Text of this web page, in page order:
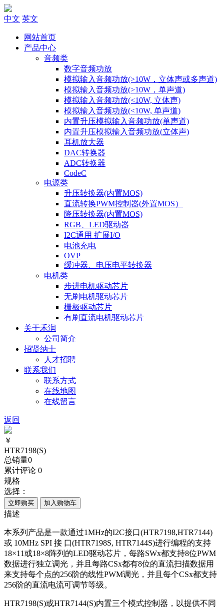
中文 英文
网站首页
产品中心
音频类
数字音频功放
模拟输入音频功放(>10W，立体声或多声道)
模拟输入音频功放(>10W，单声道)
模拟输入音频功放(<10W, 立体声)
模拟输入音频功放(<10W, 单声道)
内置升压模拟输入音频功放(单声道)
内置升压模拟输入音频功放(立体声)
耳机放大器
DAC转换器
ADC转换器
CodeC
电源类
升压转换器(内置MOS)
直流转换PWM控制器(外置MOS）
降压转换器(内置MOS)
RGB、LED驱动器
I2C通用 扩展I/O
电池充电
OVP
缓冲器、电压电平转换器
电机类
步进电机驱动芯片
无刷电机驱动芯片
栅极驱动芯片
有刷直流电机驱动芯片
关于禾润
公司简介
招贤纳士
人才招聘
联系我们
联系方式
在线地图
在线留言
返回
￥
HTR7198(S)
总销量0
累计评论 0
规格
选择：
立即购买 加入购物车
描述
本系列产品是一款通过1MHz的I2C接口(HTR7198,HTR7144)
或 10MHz SPI 接 口(HTR7198S, HTR7144S)进行编程的支持
18×11或18×8阵列的LED驱动芯片，每路SWx都支持8位PWM
数据进行独立调光，并且每路CSx都有8位的直流扫描数据用
来支持每个点的256阶的线性PWM调光，并且每个CSx都支持
256阶的直流电流可调节等级。
HTR7198(S)或HTR7144(S)内置三个模式控制器，以提供不同